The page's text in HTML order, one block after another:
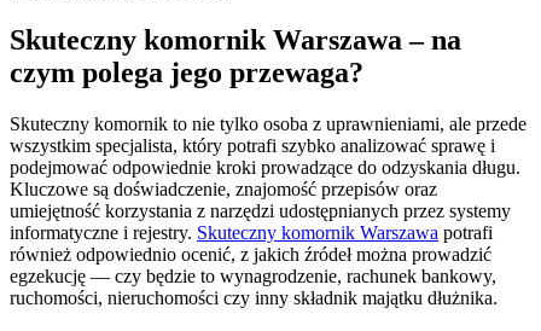
Skuteczny komornik Warszawa – na
czym polega jego przewaga?
Skuteczny komornik to nie tylko osoba z uprawnieniami, ale przede
wszystkim specjalista, który potrafi szybko analizować sprawę i
podejmować odpowiednie kroki prowadzące do odzyskania długu.
Kluczowe są doświadczenie, znajomość przepisów oraz
umiejętność korzystania z narzędzi udostępnianych przez systemy
informatyczne i rejestry. Skuteczny komornik Warszawa potrafi
również odpowiednio ocenić, z jakich źródeł można prowadzić
egzekucję — czy będzie to wynagrodzenie, rachunek bankowy,
ruchomości, nieruchomości czy inny składnik majątku dłużnika.